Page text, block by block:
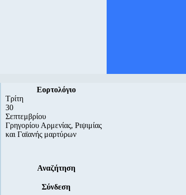
Εορτολόγιο
Τρίτη
30
Σεπτεμβρίου
Γρηγορίου Αρμενίας, Ριψιμίας
και Γαϊανής μαρτύρων
Αναζήτηση
Σύνδεση